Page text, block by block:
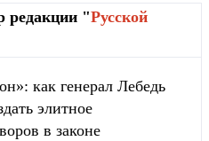
редакции "Русской
как генерал Лебедь
элитное
в законе